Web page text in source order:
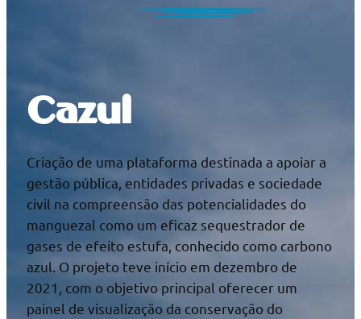
Cazul
Criação de uma plataforma destinada a apoiar a
gestão pública, entidades privadas e sociedade
civil na compreensão das potencialidades do
manguezal como um eficaz sequestrador de
gases de efeito estufa, conhecido como carbono
azul. O projeto teve início em dezembro de
2021, com o objetivo principal oferecer um
painel de visualização da conservação do